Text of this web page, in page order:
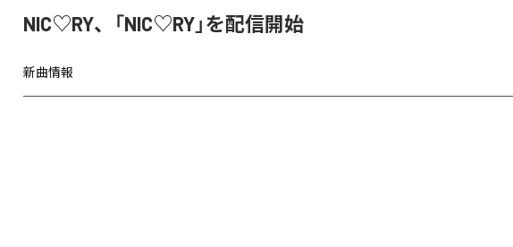
NIC♡RY、「NIC♡RY」を配信開始
新曲情報